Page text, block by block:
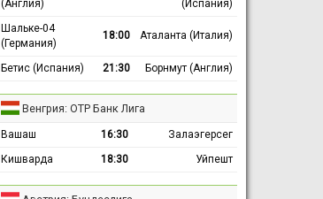
(Англия)
(Испания)
Шальке-04
(Германия)
18:00 Аталанта (Италия)
Бетис (Испания) 21:30 Борнмут (Англия)
Венгрия: ОТР Банк Лига
Вашаш 16:30
Залаэгерсег
Кишварда
18:30 Уйпешт